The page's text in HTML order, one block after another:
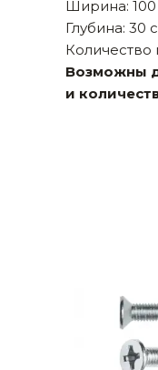
Строительные
Садовый инструмент,
Ширина: 100
Глубина: 30
Количество
Возможны
и